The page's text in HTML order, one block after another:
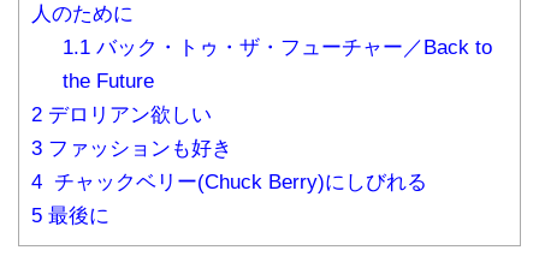
人のために
1.1バック・トゥ・ザ・フューチャー／Back to
the Future
2 デロリアン欲しい
3 ファッションも好き
4 チャックベリー(Chuck Berry)にしびれる
5 最後に